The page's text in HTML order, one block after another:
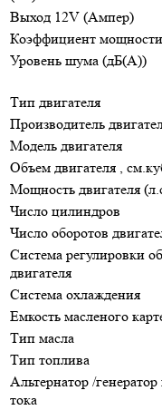
Выход 12V (Ампер)
Коэффициент
Уровень шума (дБ(А))
Тип двигателя
Производитель
Модель двигателя
Объем двигателя ,
Мощность двигателя
Число цилиндров
Число оборотов
Система регулировки
двигателя
Система охлаждения
Емкость масленого
Тип масла
Тип топлива
Альтернатор /
тока